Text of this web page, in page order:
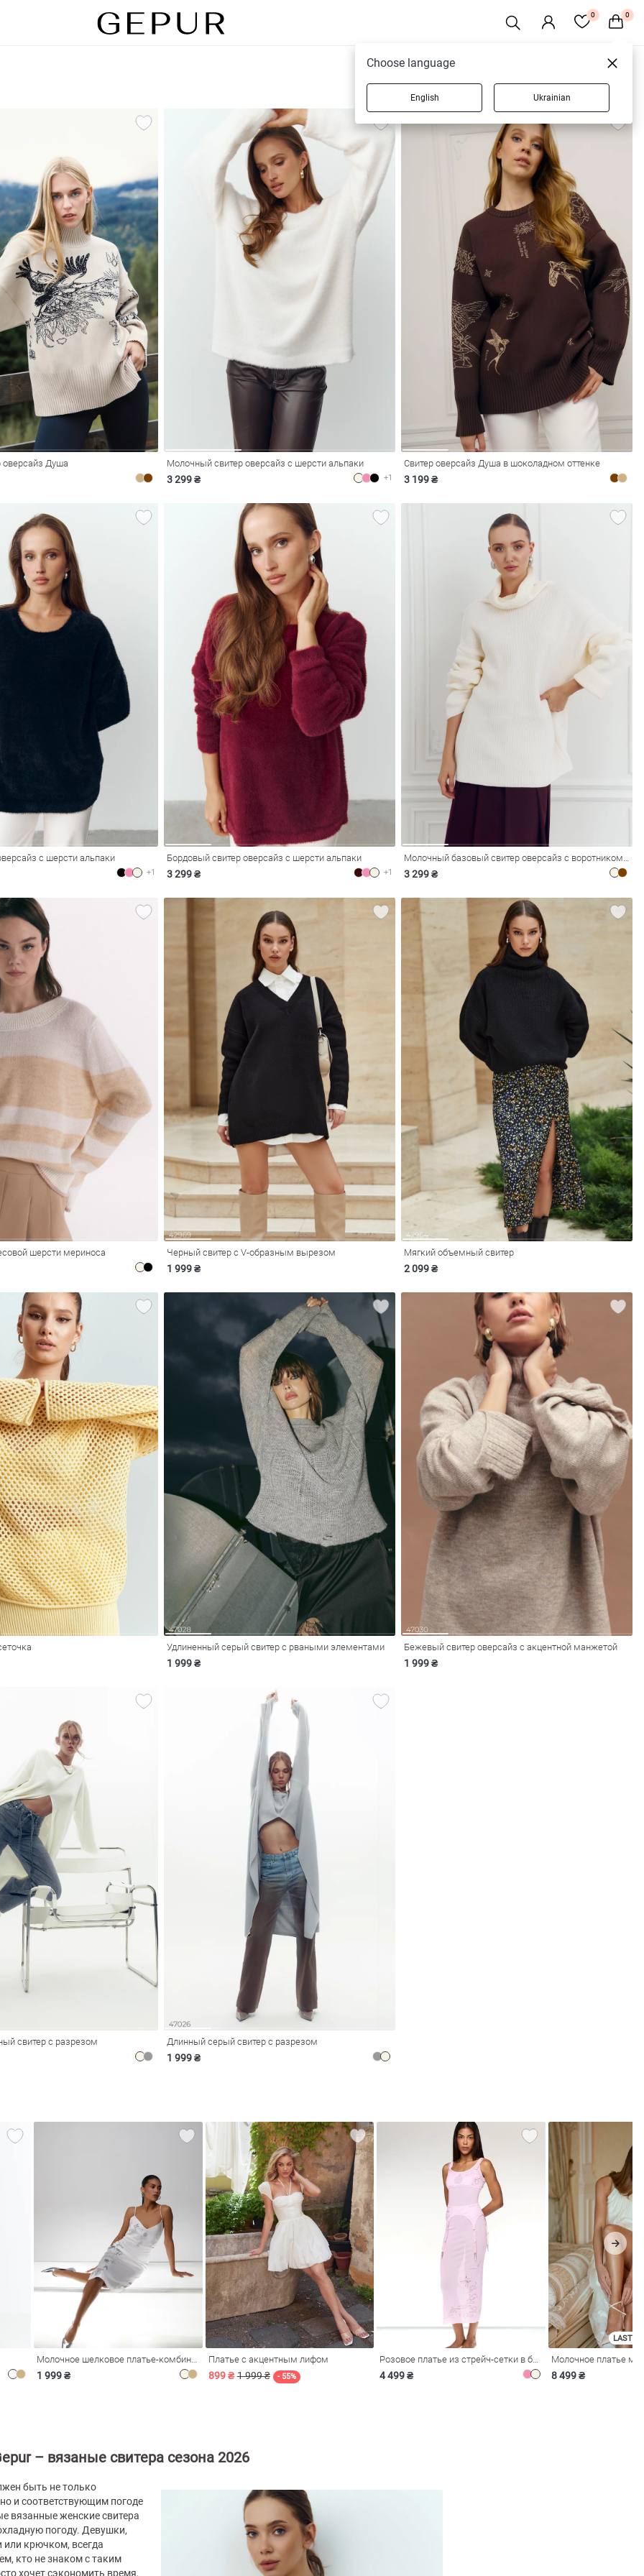
0 0
19 товаров
Душа Молочный свитер оверсайз с шерсти альпаки
3 299 ₴ +1
Свитер оверсайз Душа в шоколадном оттенке
3 199 ₴
с шерсти альпаки
+1
Бордовый свитер оверсайз с шерсти альпаки
3 299 ₴ +1
Молочный базовый свитер оверсайз с воротником-стойкой
3 299 ₴
шерсти мериноса Черный свитер с V-образным вырезом
1 999 ₴
Мягкий объемный свитер
2 099 ₴
Удлиненный серый свитер с рваными элементами
1 999 ₴
Бежевый свитер оверсайз с акцентной манжетой
1 999 ₴
свитер с разрезом Длинный серый свитер с разрезом
1 999 ₴
1 999 ₴
Платье с акцентным лифом
899 ₴ 1 999 ₴ - 55% 4 499 ₴
LAST
8 499 ₴
– вязаные свитера сезона 2026
быть не только
и соответствующим погоде
вязанные женские свитера
погоду. Девушки,
крючком, всегда
кто не знаком с таким
хочет сэкономить время,
Choose language
English Ukrainian